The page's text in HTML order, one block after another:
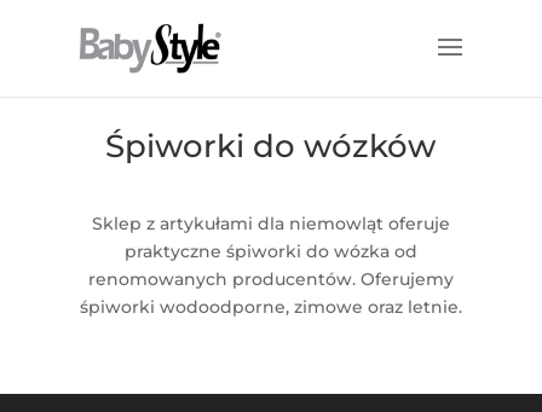
Śpiworki do wózków
Sklep z artykułami dla niemowląt oferuje
praktyczne śpiworki do wózka od
renomowanych producentów. Oferujemy
śpiworki wodoodporne, zimowe oraz letnie.